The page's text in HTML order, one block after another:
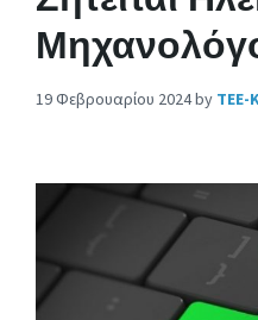
19 Φεβρουαρίου 2024by ΤΕΕ-